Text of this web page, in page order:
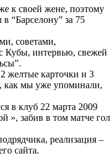
к своей жене, поэтому
“Барселону” за 75
советами,
Кубы, интервью, свежей
желтые карточки и 3
как мы уже упоминали,
в клуб 22 марта 2009
», забив в том матче гол
реализация –
сайта.